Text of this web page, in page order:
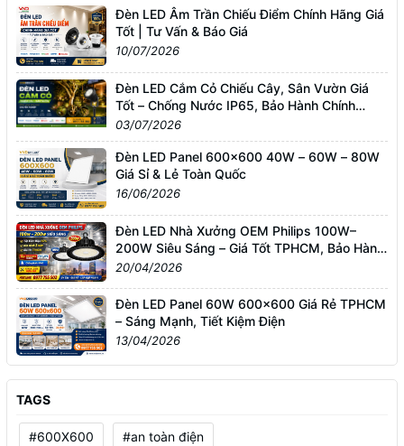
Đèn LED Âm Trần Chiếu Điểm Chính Hãng Giá
Tốt | Tư Vấn & Báo Giá
10/07/2026
Đèn LED Cắm Cỏ Chiếu Cây, Sân Vườn Giá
Tốt – Chống Nước IP65, Bảo Hành Chính
Hãng
03/07/2026
Đèn LED Panel 600x600 40W – 60W – 80W
Giá Sỉ & Lẻ Toàn Quốc
16/06/2026
Đèn LED Nhà Xưởng OEM Philips 100W–
200W Siêu Sáng – Giá Tốt TPHCM, Bảo Hành
3 Năm
20/04/2026
Đèn LED Panel 60W 600x600 Giá Rẻ TPHCM
– Sáng Mạnh, Tiết Kiệm Điện
13/04/2026
TAGS
#600X600 #an toàn điện